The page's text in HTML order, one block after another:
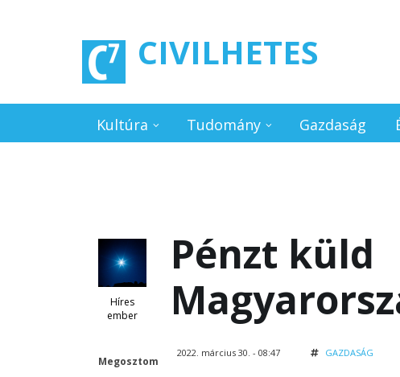
CIVILHETES
Kultúra Tudomány Gazdaság
Híres
ember
Megosztom
Pénzt küld
2022. március 30. - 08:47 GAZDASÁG